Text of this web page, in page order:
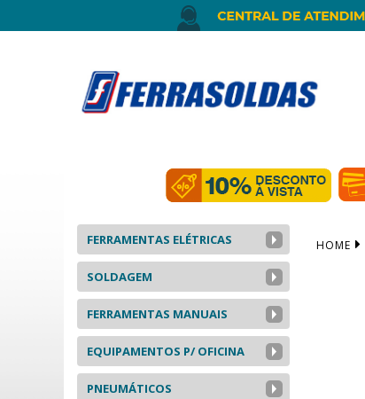
FERRAMENTAS ELÉTRICAS
SOLDAGEM
FERRAMENTAS MANUAIS
EQUIPAMENTOS P/ OFICINA
PNEUMÁTICOS
HOME